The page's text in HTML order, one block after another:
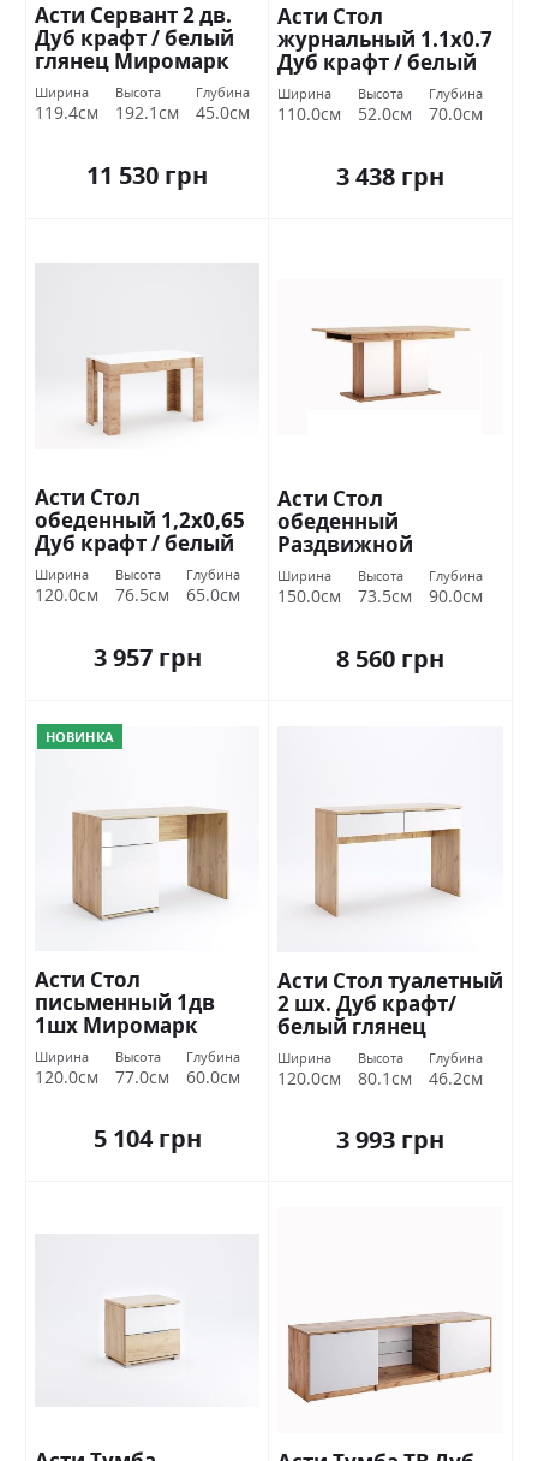
Асти Сервант 2 дв.
Дуб крафт / белый
глянец Миромарк
Ширина
119.4см
Высота
192.1см
Глубина
45.0см
11 530 грн
Асти Стол
журнальный 1.1х0.7
Дуб крафт / белый
глянец Миромарк
Ширина
110.0см
Высота
52.0см
Глубина
70.0см
3 438 грн
Асти Стол
обеденный 1,2х0,65
Дуб крафт / белый
глянец Миромарк
Ширина
120.0см
Высота
76.5см
Глубина
65.0см
3 957 грн
Асти Стол
обеденный
Раздвижной
трансформер 1,5х0,9
Дуб крафт / белый
Ширина
150.0см
Высота
73.5см
Глубина
90.0см
8 560 грн
НОВИНКА
Асти Стол
письменный 1дв
1шх Миромарк
Ширина
120.0см
Высота
77.0см
Глубина
60.0см
5 104 грн
Асти Стол туалетный
2 шх. Дуб крафт/
белый глянец
Миромарк
Ширина
120.0см
Высота
80.1см
Глубина
46.2см
3 993 грн